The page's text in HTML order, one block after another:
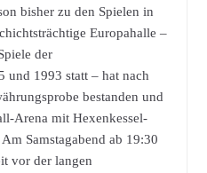
bisher zu den Spielen in
Europahalle –
der
und 1993 statt – hat nach
bestanden und
Arena mit Hexenkessel-
Samstagabend ab 19:30
vor der langen